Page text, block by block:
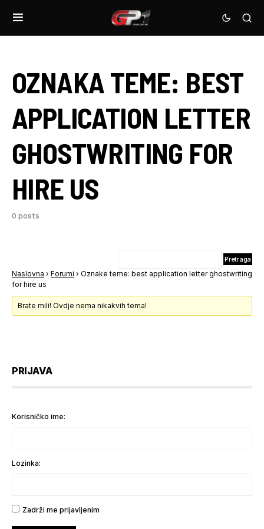
OZNAKA TEME: BEST
APPLICATION LETTER
GHOSTWRITING FOR
HIRE US
0 posts
Naslovna › Forumi › Oznake teme: best application letter ghostwriting
for hire us
Brate mili! Ovdje nema nikakvih tema!
PRIJAVA
Korisničko ime:
Lozinka:
Zadrži me prijavljenim